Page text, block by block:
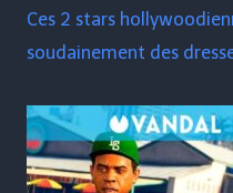
Ces 2 stars
soudainement des